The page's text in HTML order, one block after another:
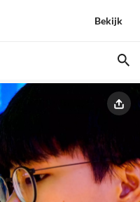
Bekijk